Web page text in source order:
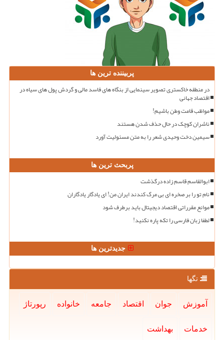
پربیننده ترین ها
در منطقه خاکستری تصویر سینمایی از بنگاه های فاسد مالی و گردش پول های سیاه در
اقتصاد جهانی
مواظب قامت وطن باشیم!
ناشران کوچک در حال حذف شدن هستند
سیمین دخت وحیدی شعر را به متن مسئولیت آورد
پربحث ترین ها
ابوالقاسم قاسم زاده درگذشت
نام تو را بر صخره ای بی مرگ کندند ایران من! ای یادگار یادگاران
موانع مقرراتی اقتصاد دیجیتال باید برطرف شود
لطفا زبان فارسی را تکه پاره نکنید!
جدیدترین ها
تگها
آموزش جوان اقتصاد جامعه خانواده رپورتاژ
خدمات بهداشت